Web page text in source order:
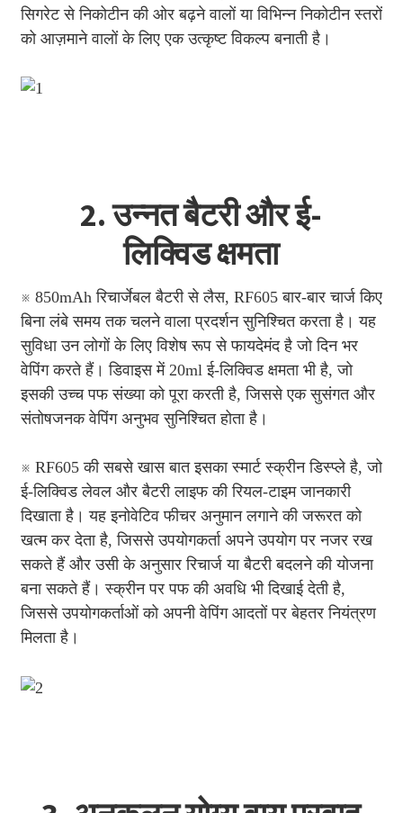
सिगरेट से निकोटीन की ओर बढ़ने वालों या विभिन्न निकोटीन स्तरों
को आज़माने वालों के लिए एक उत्कृष्ट विकल्प बनाती है।
2. उन्नत बैटरी और ई-
लिक्विड क्षमता
※ 850mAh रिचार्जेबल बैटरी से लैस, RF605 बार-बार चार्ज किए
बिना लंबे समय तक चलने वाला प्रदर्शन सुनिश्चित करता है। यह
सुविधा उन लोगों के लिए विशेष रूप से फायदेमंद है जो दिन भर
वेपिंग करते हैं। डिवाइस में 20ml ई-लिक्विड क्षमता भी है, जो
इसकी उच्च पफ संख्या को पूरा करती है, जिससे एक सुसंगत और
संतोषजनक वेपिंग अनुभव सुनिश्चित होता है।
※ RF605 की सबसे खास बात इसका स्मार्ट स्क्रीन डिस्प्ले है, जो
ई-लिक्विड लेवल और बैटरी लाइफ की रियल-टाइम जानकारी
दिखाता है। यह इनोवेटिव फीचर अनुमान लगाने की जरूरत को
खत्म कर देता है, जिससे उपयोगकर्ता अपने उपयोग पर नजर रख
सकते हैं और उसी के अनुसार रिचार्ज या बैटरी बदलने की योजना
बना सकते हैं। स्क्रीन पर पफ की अवधि भी दिखाई देती है,
जिससे उपयोगकर्ताओं को अपनी वेपिंग आदतों पर बेहतर नियंत्रण
मिलता है।